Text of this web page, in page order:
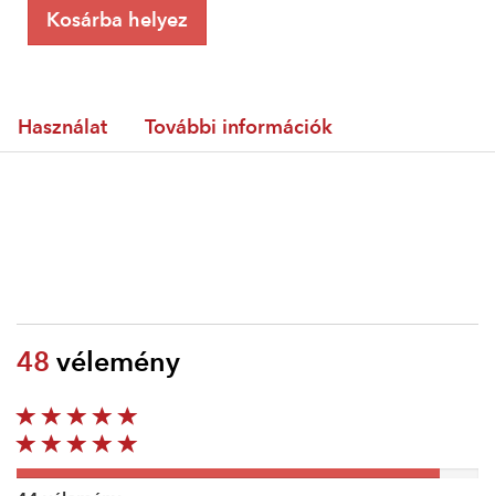
Kosárba helyez
Használat További információk
48 vélemény